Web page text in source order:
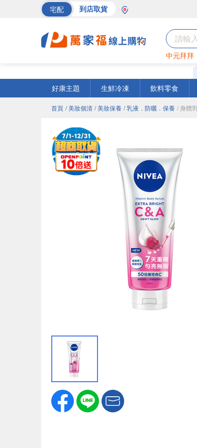
宅配 到店取貨
中元拜拜
好康主題
生鮮冷凍 飲料零食
首頁 / 美妝個清 / 美妝保養 / 乳液．防曬．保養 / 身體